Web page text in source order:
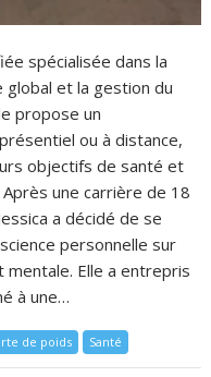
spécialisée dans la
et la gestion du
propose un
ou à distance,
objectifs de santé et
une carrière de 18
a décidé de se
personnelle sur
mentale. Elle a entrepris
à une…
de poids Santé